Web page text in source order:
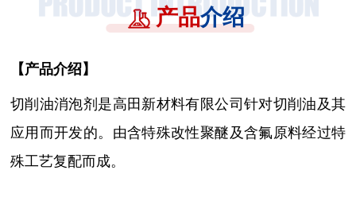
产品介绍
【产品介绍】
切削油消泡剂是高田新材料有限公司针对切削油及其
应用而开发的。由含特殊改性聚醚及含氟原料经过特
殊工艺复配而成。